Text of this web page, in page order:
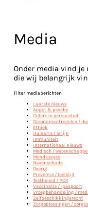
Media
Onder media vind
die wij belangrijk
Filter mediaberichten
Laatste nieuws
Angst & psyche
Cijfers in perspectief
Coronamaatregelen / -
Ethiek
Huisarts / 1e lijn
Immuniteit
Internationaal nieuws
Medisch /
Mondkapjes
Nevenschade
Overig
Preventie / leefstijl
Testbeleid / PCR
Vaccinatie / -paspoort
Vroegbehandeling /
Zelfbeschikkingsrecht
Zorgoplossingen /